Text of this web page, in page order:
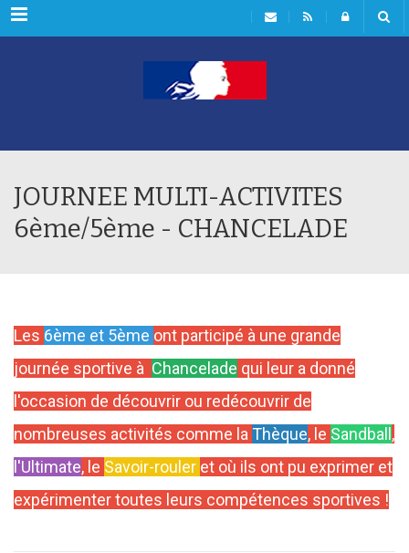
Menu
JOURNEE MULTI-ACTIVITES
6ème/5ème - CHANCELADE
Les 6ème et 5ème ont participé à une grande
journée sportive à Chancelade qui leur a donné
l'occasion de découvrir ou redécouvrir de
nombreuses activités comme la Thèque, le Sandball ,
l'Ultimate, le Savoir-rouler et où ils ont pu exprimer et
expérimenter toutes leurs compétences sportives !